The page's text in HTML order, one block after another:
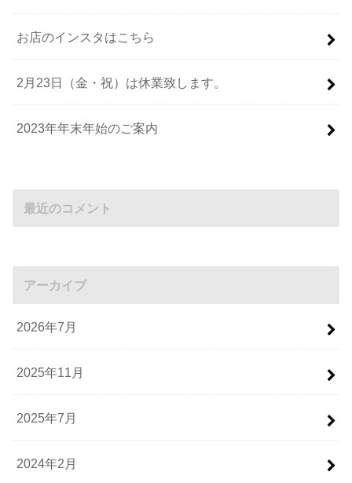
お店のインスタはこちら
2月23日（金・祝）は休業致します。
2023年年末年始のご案内
最近のコメント
アーカイブ
2026年7月
2025年11月
2025年7月
2024年2月